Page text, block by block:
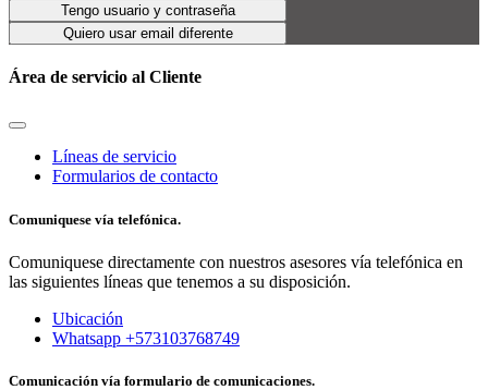
Tengo usuario y contraseña
Quiero usar email diferente
Área de servicio al Cliente
Líneas de servicio
Formularios de contacto
Comuniquese vía telefónica.
Comuniquese directamente con nuestros asesores vía telefónica en
las siguientes líneas que tenemos a su disposición.
Ubicación
Whatsapp +573103768749
Comunicación vía formulario de comunicaciones.